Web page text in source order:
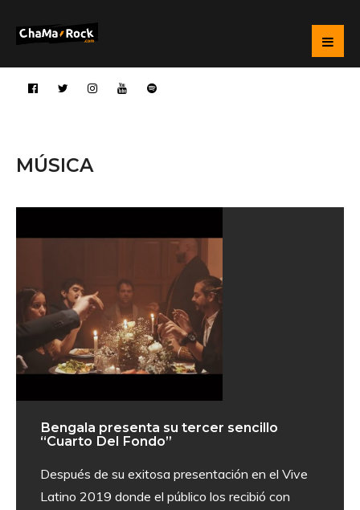
MÚSICA
Bengala presenta su tercer sencillo
“Cuarto Del Fondo”
Después de su exitosa presentación en el Vive
Latino 2019 donde el público los recibió con